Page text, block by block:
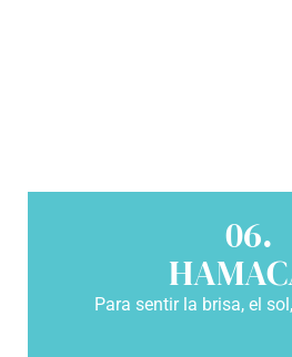
06.
Para sentir la brisa, el